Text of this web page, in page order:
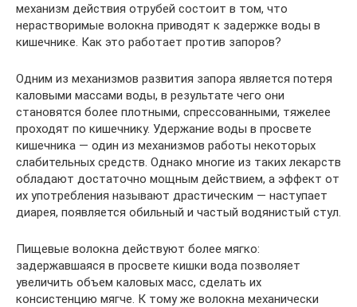
механизм действия отрубей состоит в том, что
нерастворимые волокна приводят к задержке воды в
кишечнике. Как это работает против запоров?
Одним из механизмов развития запора является потеря
каловыми массами воды, в результате чего они
становятся более плотными, спрессованными, тяжелее
проходят по кишечнику. Удержание воды в просвете
кишечника — один из механизмов работы некоторых
слабительных средств. Однако многие из таких лекарств
обладают достаточно мощным действием, а эффект от
их употребления называют драстическим — наступает
диарея, появляется обильный и частый водянистый стул.
Пищевые волокна действуют более мягко:
задержавшаяся в просвете кишки вода позволяет
увеличить объем каловых масс, сделать их
консистенцию мягче. К тому же волокна механически